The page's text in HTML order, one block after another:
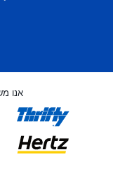
אנו